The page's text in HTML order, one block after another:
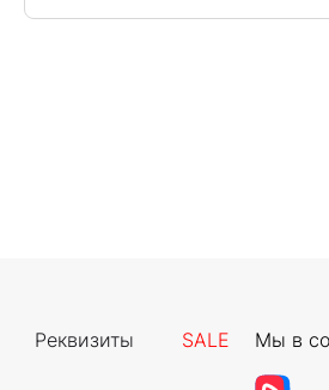
Реквизиты SALE Мы в